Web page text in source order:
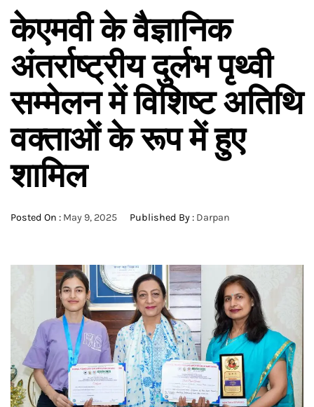
केएमवी के वैज्ञानिक
अंतर्राष्ट्रीय दुर्लभ पृथ्वी
सम्मेलन में विशिष्ट अतिथि
वक्ताओं के रूप में हुए
शामिल
Posted On : May 9, 2025 Published By : Darpan